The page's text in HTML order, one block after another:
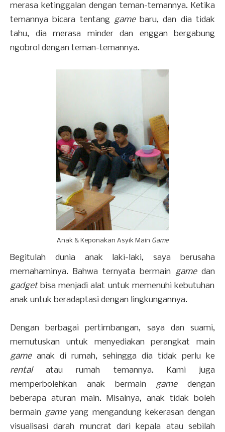
merasa ketinggalan dengan teman-temannya. Ketika
temannya bicara tentang gamebaru, dan dia tidak
tahu, dia merasa minder dan enggan bergabung
ngobrol dengan teman-temannya.
Anak & Keponakan Asyik Main Game
Begitulah dunia anak laki-laki, saya berusaha
memahaminya. Bahwa ternyata bermain game dan
gadget bisa menjadi alat untuk memenuhi kebutuhan
anak untuk beradaptasi dengan lingkungannya.
Dengan berbagai pertimbangan, saya dan suami,
memutuskan untuk menyediakan perangkat main
gameanak di rumah, sehingga dia tidak perlu ke
rentalatau rumah temannya. Kami juga
memperbolehkan anak bermain gamedengan
beberapa aturan main. Misalnya, anak tidak boleh
bermain gameyang mengandung kekerasan dengan
visualisasi darah muncrat dari kepala atau sebilah